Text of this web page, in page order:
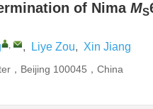
of Nima MS
, , Liye Zou, Xin Jiang
，Beijing 100045，China